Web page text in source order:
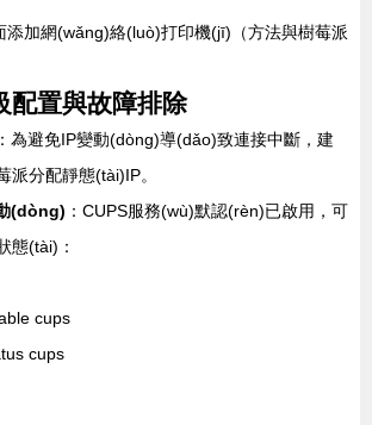
添加網(wǎng)絡(luò)打印機(jī)（方法與樹莓派
配置與故障排除
：為避免IP變動(dòng)導(dǎo)致連接中斷，建
派分配靜態(tài)IP。
(dòng) ：CUPS服務(wù)默認(rèn)已啟用，可
態(tài)：
cups
cups